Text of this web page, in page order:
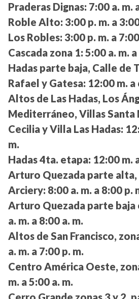
Praderas Dignas: 7:00 a. m.
Roble Alto: 3:00 p. m. a
Los Robles: 3:00 p. m. a
Cascada zona 1: 5:00 a. m.
Hadas parte baja, Calle de
Rafael y Gatesa: 12:00 m. a
Altos de Las Hadas, Los
Mediterráneo, Villas Santa
Cecilia y Villa Las Hadas:
m.
Hadas 4ta. etapa: 12:00 m.
Arturo Quezada parte alta,
Arciery: 8:00 a. m. a 8:00 p.
Arturo Quezada parte baja
a. m. a 8:00 a. m.
Altos de San Francisco,
a. m. a 7:00 p. m.
Centro América Oeste,
m. a 5:00 a. m.